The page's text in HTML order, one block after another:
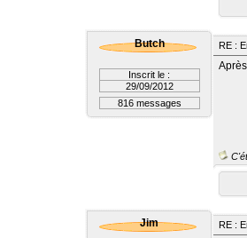
Butch
Inscrit le :
29/09/2012
816 messages
RE :
Jim RE :